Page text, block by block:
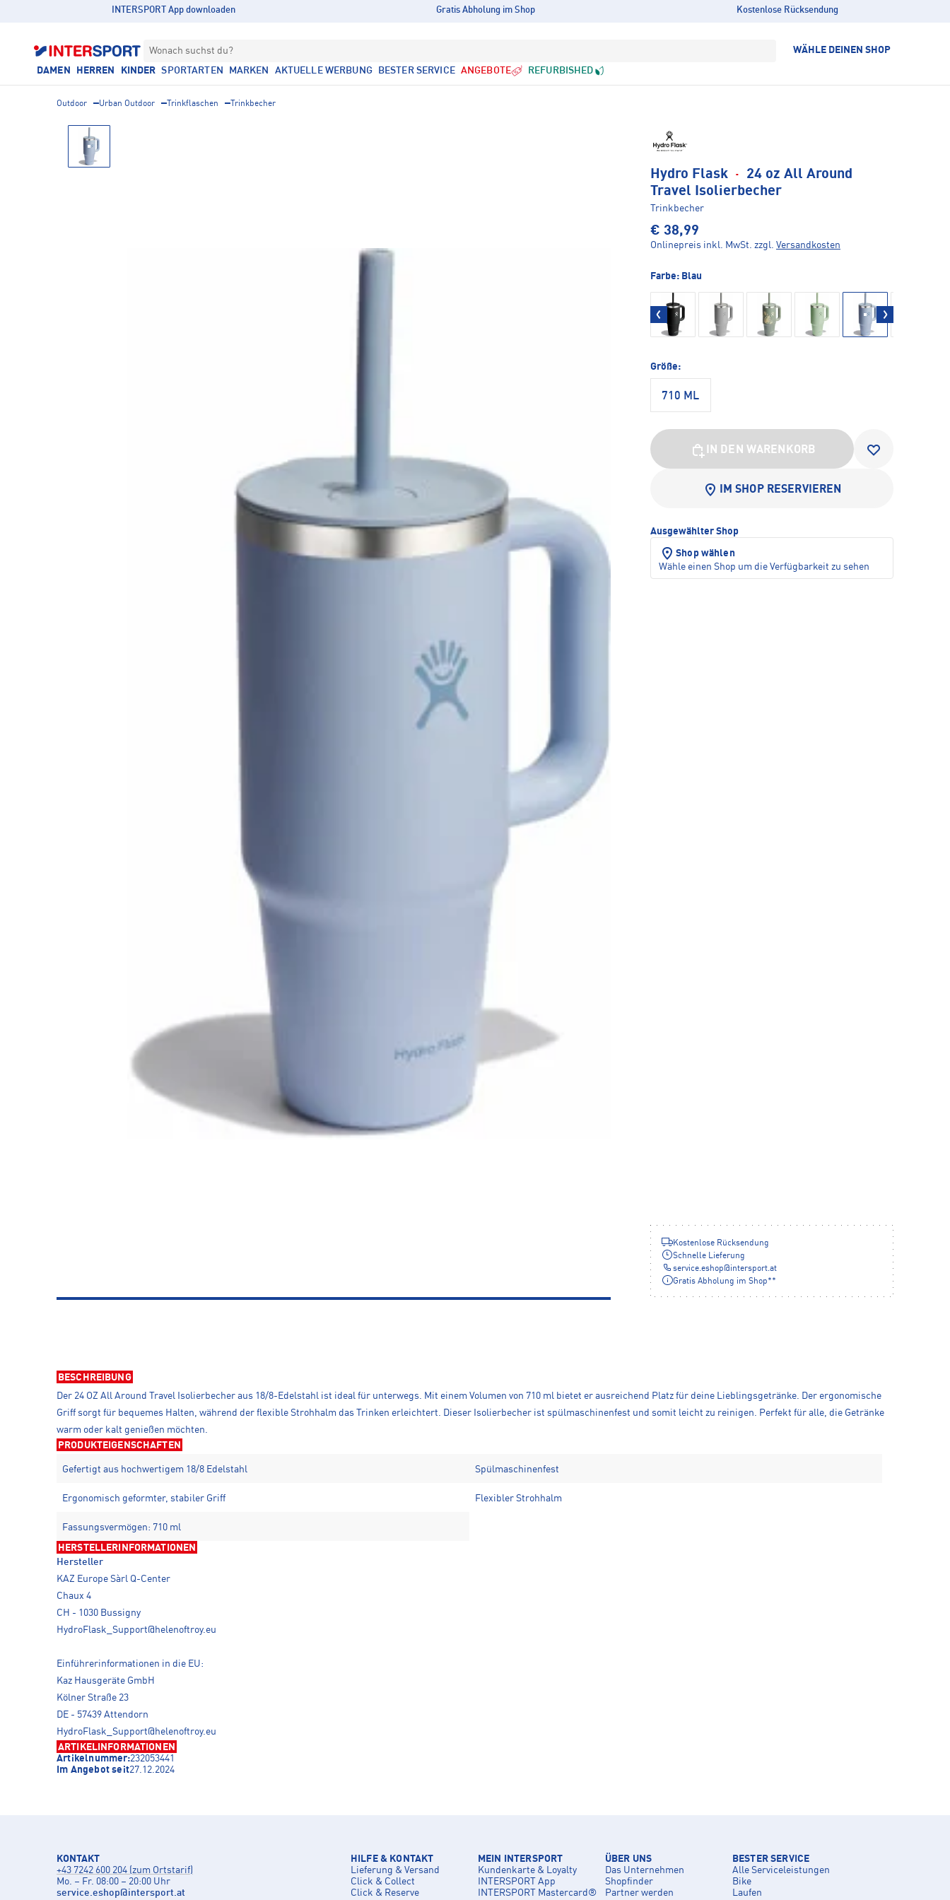
INTERSPORT App downloaden Gratis Abholung im Shop Kostenlose Rücksendung
Wonach suchst du? WÄHLE DEINEN SHOP
DAMEN HERREN KINDER SPORTARTEN MARKEN AKTUELLE WERBUNG BESTER SERVICE ANGEBOTE REFURBISHED
Outdoor Urban Outdoor Trinkflaschen Trinkbecher
Hydro Flask · 24 oz All Around
Travel Isolierbecher
Trinkbecher
€ 38,99
Onlinepreis inkl. MwSt. zzgl. Versandkosten
Farbe: Blau
Größe:
710 ML
IN DEN WARENKORB
IM SHOP RESERVIEREN
Ausgewählter Shop
Shop wählen
Wähle einen Shop um die Verfügbarkeit zu sehen
Kostenlose Rücksendung
Schnelle Lieferung
service.eshop@intersport.at
Gratis Abholung im Shop**
BESCHREIBUNG
Der 24 OZ All Around Travel Isolierbecher aus 18/8-Edelstahl ist ideal für unterwegs. Mit einem Volumen von 710 ml bietet er ausreichend Platz für deine Lieblingsgetränke. Der ergonomische
Griff sorgt für bequemes Halten, während der flexible Strohhalm das Trinken erleichtert. Dieser Isolierbecher ist spülmaschinenfest und somit leicht zu reinigen. Perfekt für alle, die Getränke
warm oder kalt genießen möchten.
PRODUKTEIGENSCHAFTEN
Gefertigt aus hochwertigem 18/8 Edelstahl Spülmaschinenfest
Ergonomisch geformter, stabiler Griff Flexibler Strohhalm
Fassungsvermögen: 710 ml
HERSTELLERINFORMATIONEN
Hersteller
KAZ Europe Sàrl Q-Center
Chaux 4
CH - 1030 Bussigny
HydroFlask_Support@helenoftroy.eu
Einführerinformationen in die EU:
Kaz Hausgeräte GmbH
Kölner Straße 23
DE - 57439 Attendorn
HydroFlask_Support@helenoftroy.eu
ARTIKELINFORMATIONEN
Artikelnummer:232053441
Im Angebot seit27.12.2024
KONTAKT
+43 7242 600 204 (zum Ortstarif)
Mo. – Fr. 08:00 – 20:00 Uhr
service.eshop@intersport.at
HILFE & KONTAKT
Lieferung & Versand
Click & Collect
Click & Reserve
MEIN INTERSPORT
Kundenkarte & Loyalty
INTERSPORT App
INTERSPORT Mastercard®
ÜBER UNS
Das Unternehmen
Shopfinder
Partner werden
BESTER SERVICE
Alle Serviceleistungen
Bike
Laufen